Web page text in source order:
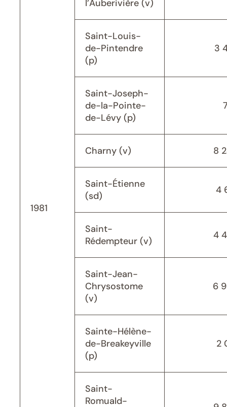
1981
l’Auberivière (v)
Saint-Louis-
de-Pintendre
(p)
3
Saint-Joseph-
de-la-Pointe-
de-Lévy (p)
Charny (v) 8
Saint-Étienne
(sd)
4
Saint-
Rédempteur (v)
4
Saint-Jean-
Chrysostome
(v)
6
Sainte-Hélène-
de-Breakeyville
(p)
2
Saint-
Romuald-